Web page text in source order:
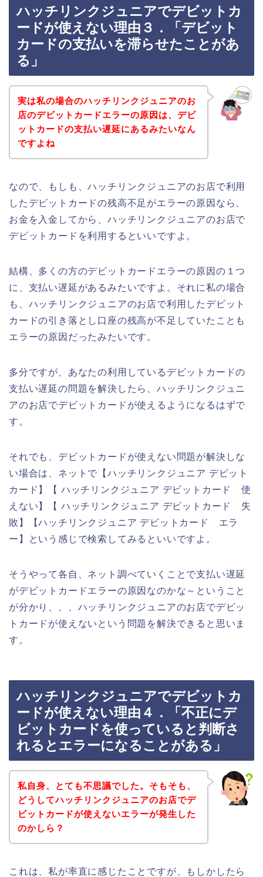
ハッチリンクジュニアでデビットカ
ードが使えない理由３．「デビット
カードの支払いを滞らせたことがあ
る」
実は私の場合のハッチリンクジュニアのお
店のデビットカードエラーの原因は、デビ
ットカードの支払い遅延にあるみたいなん
ですよね
なので、もしも、ハッチリンクジュニアのお店で利用
したデビットカードの残高不足がエラーの原因なら、
お金を入金してから、ハッチリンクジュニアのお店で
デビットカードを利用するといいですよ。
結構、多くの方のデビットカードエラーの原因の１つ
に、支払い遅延があるみたいですよ。それに私の場合
も、ハッチリンクジュニアのお店で利用したデビット
カードの引き落とし口座の残高が不足していたことも
エラーの原因だったみたいです。
多分ですが、あなたの利用しているデビットカードの
支払い遅延の問題を解決したら、ハッチリンクジュニ
アのお店でデビットカードが使えるようになるはずで
す。
それでも、デビットカードが使えない問題が解決しな
い場合は、ネットで【ハッチリンクジュニア デビット
カード】【 ハッチリンクジュニア デビットカード 使
えない】【 ハッチリンクジュニア デビットカード 失
敗】【ハッチリンクジュニア デビットカード エラ
ー】という感じで検索してみるといいですよ。
そうやって各自、ネット調べていくことで支払い遅延
がデビットカードエラーの原因なのかな～ということ
が分かり、、、ハッチリンクジュニアのお店でデビッ
トカードが使えないという問題を解決できると思いま
す。
ハッチリンクジュニアでデビットカ
ードが使えない理由４．「不正にデ
ビットカードを使っていると判断さ
れるとエラーになることがある」
私自身、とても不思議でした。そもそも、
どうしてハッチリンクジュニアのお店でデ
ビットカードが使えないエラーが発生した
のかしら？
これは、私が率直に感じたことですが、もしかしたら